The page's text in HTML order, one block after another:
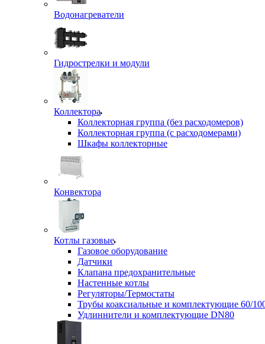
Водонагреватели
Гидрострелки и модули
Коллектора
Коллекторная группа (без расходомеров)
Коллекторная группа (с расходомерами)
Шкафы коллекторные
Конвектора
Котлы газовые
Газовое оборудование
Датчики
Клапана предохранительные
Настенные котлы
Регуляторы/Термостаты
Трубы коаксиальные и комплектующие 60/
Удлиннители и комплектующие DN80